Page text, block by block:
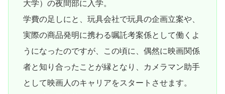
大学）の夜間部に入学。
学費の足しにと、玩具会社で玩具の企画立案や、
実際の商品発明に携わる嘱託考案係として働くよ
うになったのですが、この頃に、偶然に映画関係
者と知り合ったことが縁となり、カメラマン助手
として映画人のキャリアをスタートさせます。